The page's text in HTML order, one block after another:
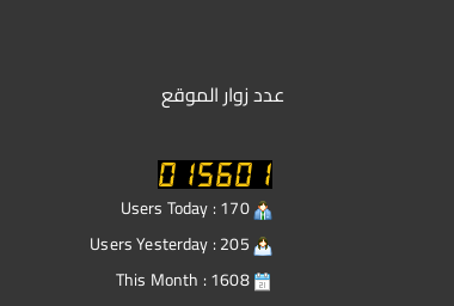
عدد زوار الموقع
Users Today : 170
This Month : 1608